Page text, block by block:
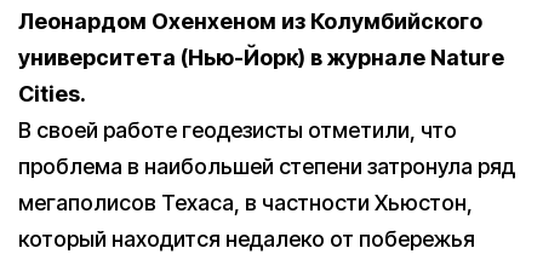
Леонардом Охенхеном из Колумбийского
университета (Нью-Йорк) в журнале Nature
Cities.
В своей работе геодезисты отметили, что
проблема в наибольшей степени затронула ряд
мегаполисов Техаса, в частности Хьюстон,
который находится недалеко от побережья